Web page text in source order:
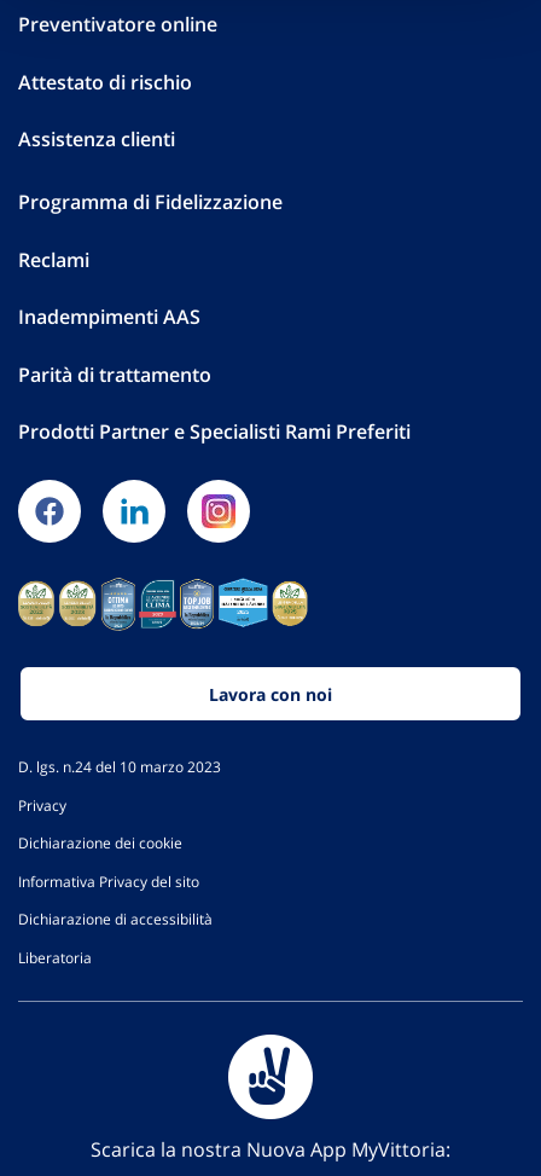
Preventivatore online
Attestato di rischio
Assistenza clienti
Programma di Fidelizzazione
Reclami
Inadempimenti AAS
Parità di trattamento
Prodotti Partner e Specialisti Rami Preferiti
Lavora con noi
D. lgs. n.24 del 10 marzo 2023
Privacy
Dichiarazione dei cookie
Informativa Privacy del sito
Dichiarazione di accessibilità
Liberatoria
Scarica la nostra Nuova App MyVittoria: